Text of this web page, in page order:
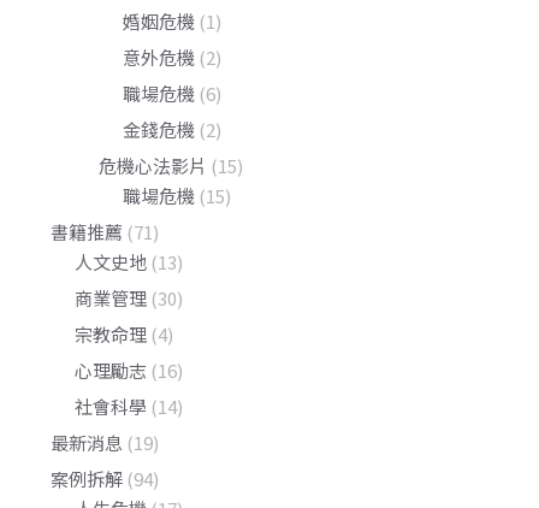
婚姻危機 (1)
意外危機 (2)
職場危機 (6)
金錢危機 (2)
危機心法影片 (15)
職場危機 (15)
書籍推薦 (71)
人文史地 (13)
商業管理 (30)
宗教命理 (4)
心理勵志 (16)
社會科學 (14)
最新消息 (19)
案例拆解 (94)